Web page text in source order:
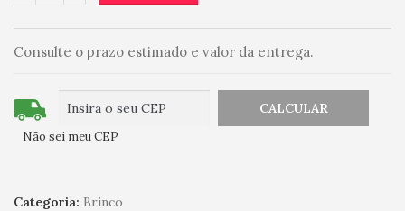
Consulte o prazo estimado e valor da entrega.
Não sei meu CEP
Categoria: Brinco